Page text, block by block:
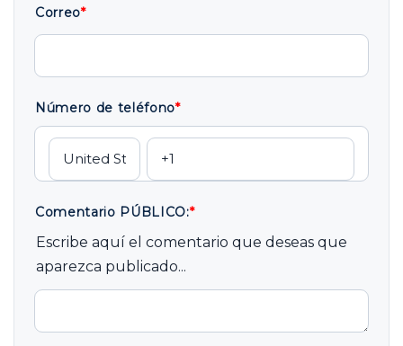
Correo*
Número de teléfono*
Comentario PÚBLICO:*
Escribe aquí el comentario que deseas que
aparezca publicado...